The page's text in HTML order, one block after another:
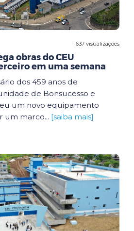
1637 visualizações
obras do CEU
em uma semana
dos 459 anos de
de Bonsucesso e
um novo equipamento
um marco... [saiba mais]